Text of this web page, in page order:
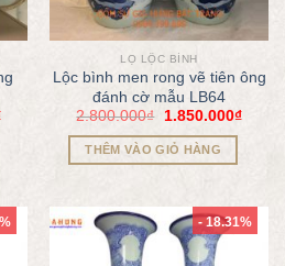
LỌ LỘC BÌNH
Lộc bình men rong vẽ tiên ông
đánh cờ mẫu LB64
2.800.000₫ 1.850.000₫
THÊM VÀO GIỎ HÀNG
- 18.31%